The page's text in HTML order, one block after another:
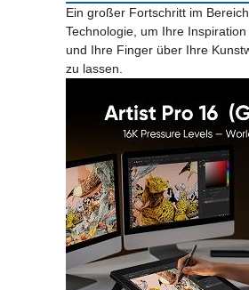
Ein großer Fortschritt im
Technologie, um Ihre
und Ihre Finger über Ihre
zu lassen.